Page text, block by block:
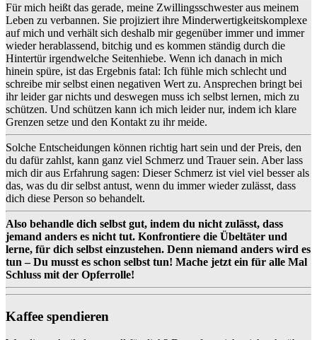
Für mich heißt das gerade, meine Zwillingsschwester aus meinem
Leben zu verbannen. Sie projiziert ihre Minderwertigkeitskomplexe
auf mich und verhält sich deshalb mir gegenüber immer und immer
wieder herablassend, bitchig und es kommen ständig durch die
Hintertür irgendwelche Seitenhiebe. Wenn ich danach in mich
hinein spüre, ist das Ergebnis fatal: Ich fühle mich schlecht und
schreibe mir selbst einen negativen Wert zu. Ansprechen bringt bei
ihr leider gar nichts und deswegen muss ich selbst lernen, mich zu
schützen. Und schützen kann ich mich leider nur, indem ich klare
Grenzen setze und den Kontakt zu ihr meide.
Solche Entscheidungen können richtig hart sein und der Preis, den
du dafür zahlst, kann ganz viel Schmerz und Trauer sein. Aber lass
mich dir aus Erfahrung sagen: Dieser Schmerz ist viel viel besser als
das, was du dir selbst antust, wenn du immer wieder zulässt, dass
dich diese Person so behandelt.
Also behandle dich selbst gut, indem du nicht zulässt, dass
jemand anders es nicht tut. Konfrontiere die Übeltäter und
lerne, für dich selbst einzustehen. Denn niemand anders wird es
tun – Du musst es schon selbst tun! Mache jetzt ein für alle Mal
Schluss mit der Opferrolle!
Kaffee spendieren